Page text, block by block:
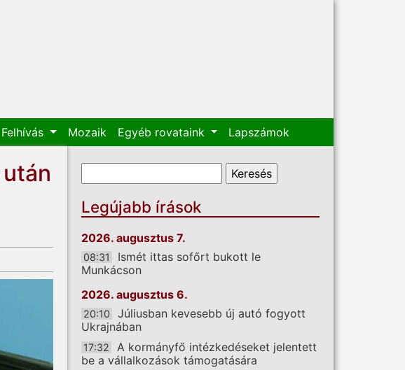
Felhívás Mozaik Egyéb rovataink Lapszámok
Keresés űrlap
Legújabb írások
2026. augusztus 7.
08:31
Ismét ittas sofőrt bukott le
Munkácson
2026. augusztus 6.
20:10
Júliusban kevesebb új autó fogyott
Ukrajnában
17:32
A kormányfő intézkedéseket jelentett
be a vállalkozások támogatására